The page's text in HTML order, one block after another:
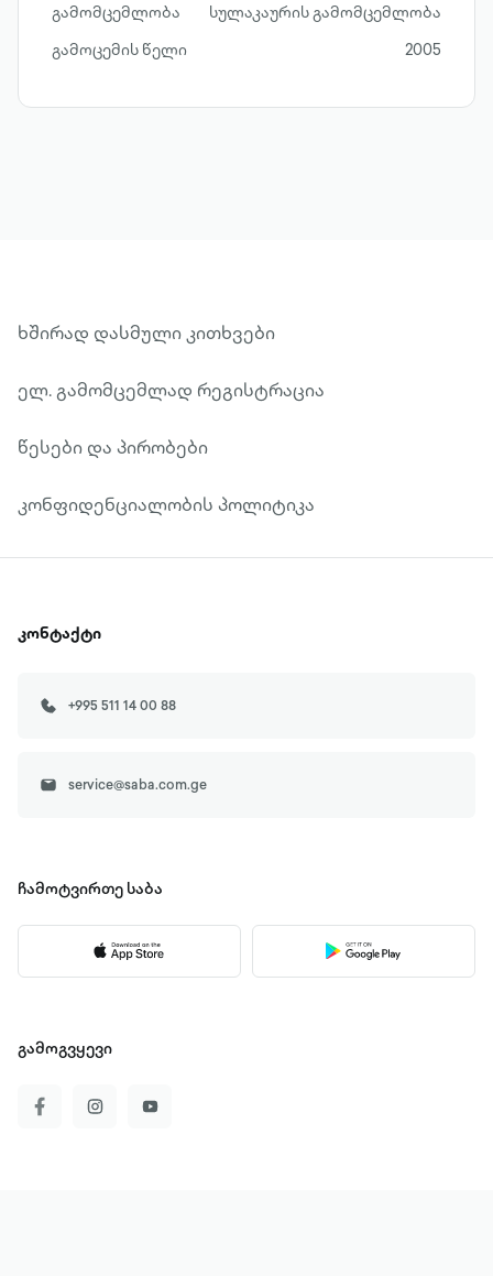
გამომცემლობა
სულაკაურის გამომცემლობა
გამოცემის წელი
2005
ხშირად დასმული კითხვები
ელ. გამომცემლად რეგისტრაცია
წესები და პირობები
კონფიდენციალობის პოლიტიკა
კონტაქტი
+995 511 14 00 88
service@saba.com.ge
ჩამოტვირთე საბა
გამოგვყევი